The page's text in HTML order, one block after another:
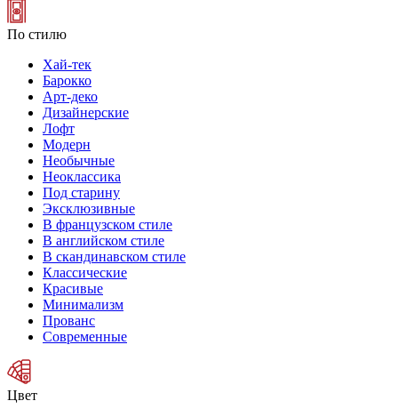
По стилю
Хай-тек
Барокко
Арт-деко
Дизайнерские
Лофт
Модерн
Необычные
Неоклассика
Под старину
Эксклюзивные
В французском стиле
В английском стиле
В скандинавском стиле
Классические
Красивые
Минимализм
Прованс
Современные
Цвет